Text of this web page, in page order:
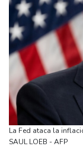
La Fed ataca la
SAUL LOEB - AFP